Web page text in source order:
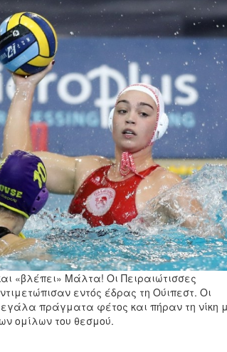
«βλέπει» Μάλτα! Οι Πειραιώτισσες
εντός έδρας τη Ούιπεστ. Οι
πράγματα φέτος και πήραν τη νίκη
ομίλων του θεσμού.